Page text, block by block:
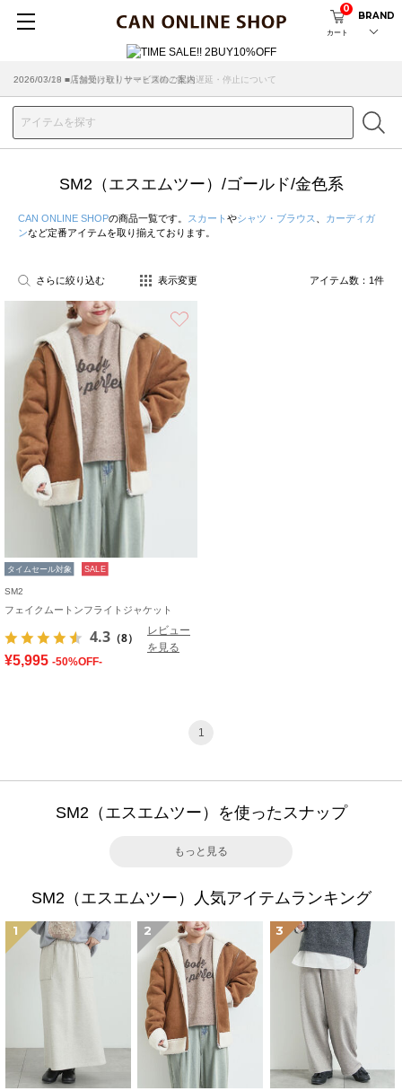
カート
0
BRAND
2026/07/29 ■【お知らせ】ヤマト運輸の配送遅延・停止について
2026/03/18 ■店舗受け取りサービスのご案内
SM2（エスエムツー）/ゴールド/金色系
CAN ONLINE SHOPの商品一覧です。 スカート やシャツ・ブラウス
カーディガ
ンなど定番アイテムを取り揃えております。
さらに絞り込む 表示変更 アイテム数： 1件
タイムセール対象 SALE
SM2
フェイクムートンフライトジャケット
4.3 （8）
レビュー
を見る
¥5,995 -50%OFF-
1
SM2（エスエムツー）を使ったスナップ
もっと見る
SM2（エスエムツー）人気アイテムランキング
1 2 3